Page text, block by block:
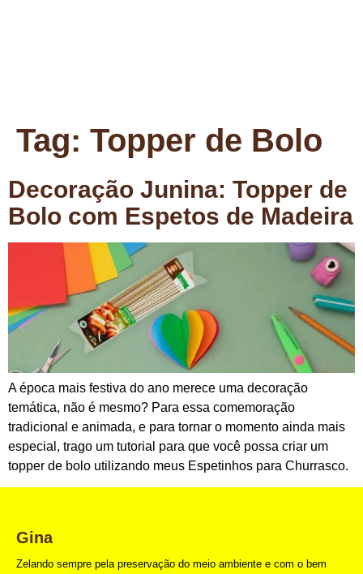
Tag: Topper de Bolo
Decoração Junina: Topper de
Bolo com Espetos de Madeira
A época mais festiva do ano merece uma decoração
temática, não é mesmo? Para essa comemoração
tradicional e animada, e para tornar o momento ainda mais
especial, trago um tutorial para que você possa criar um
topper de bolo utilizando meus Espetinhos para Churrasco.
Gina
Zelando sempre pela preservação do meio ambiente e com o bem